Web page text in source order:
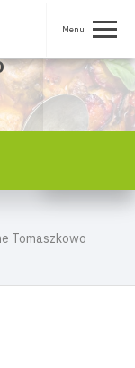
Tomaszkowo
WRZ 2022